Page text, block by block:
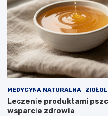
k
d
ł
u
g
o
m
o
ż
n
a
j
k
r
z
y
c
y
MEDYCYNA NATURALNA
Leczenie produktami
wsparcie zdrowia